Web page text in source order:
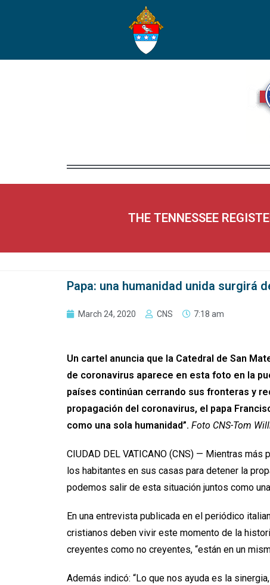
THE TENNESSEE
Papa: una humanidad unida surgirá
March 24, 2020 CNS 7:18 am
Un cartel anuncia que la Catedral de San
de coronavirus aparece en esta foto en la
países continúan cerrando sus fronteras y
propagación del coronavirus, el papa
como una sola humanidad”. Foto CNS-Tom
CIUDAD DEL VATICANO (CNS) — Mientras
los habitantes en sus casas para detener la
podemos salir de esta situación juntos como
En una entrevista publicada en el periódico
cristianos deben vivir este momento de la
creyentes como no creyentes, “están en un
Además indicó: “Lo que nos ayuda es la